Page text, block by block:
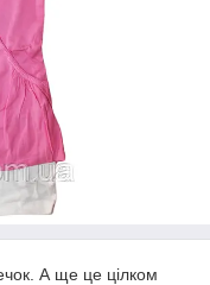
А ще це цілком